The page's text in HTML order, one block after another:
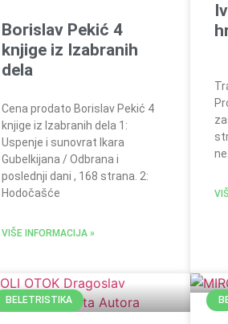
Borislav Pekić 4
knjige iz Izabranih
dela
Cena prodato Borislav Pekić 4
knjige iz Izabranih dela 1:
Uspenje i sunovrat Ikara
Gubelkijana / Odbrana i
poslednji dani , 168 strana. 2:
Hodočašće
VIŠE INFORMACIJA »
BELETRISTIKA